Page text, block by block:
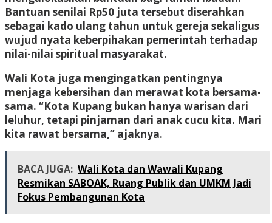
Bantuan senilai Rp50 juta tersebut diserahkan
sebagai kado ulang tahun untuk gereja sekaligus
wujud nyata keberpihakan pemerintah terhadap
nilai-nilai spiritual masyarakat.
Wali Kota juga mengingatkan pentingnya
menjaga kebersihan dan merawat kota bersama-
sama. “Kota Kupang bukan hanya warisan dari
leluhur, tetapi pinjaman dari anak cucu kita. Mari
kita rawat bersama,” ajaknya.
BACA JUGA: Wali Kota dan Wawali Kupang
Resmikan SABOAK, Ruang Publik dan UMKM Jadi
Fokus Pembangunan Kota